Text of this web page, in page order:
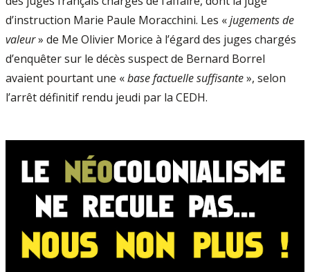
d’instruction Marie­ Paule Moracchini. Les «jugements de
valeur» de Me Olivier Morice à l’égard des juges chargés
d’enquêter sur le décès suspect de Bernard Borrel
avaient pourtant une «base factuelle suffisante», selon
l’arrêt définitif rendu jeudi par la CEDH.